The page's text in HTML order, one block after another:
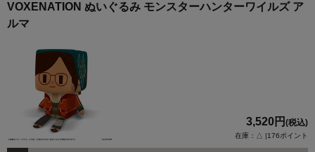
VOXENATION ぬいぐるみ モンスターハンターワイルズ ア
ルマ
3,520円 (税込)
在庫：△ |176ポイント